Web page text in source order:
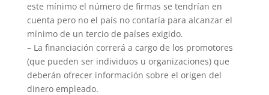
este mínimo el número de firmas se tendrían en
cuenta pero no el país no contaría para alcanzar el
mínimo de un tercio de países exigido.
– La financiación correrá a cargo de los promotores
(que pueden ser individuos u organizaciones) que
deberán ofrecer información sobre el origen del
dinero empleado.